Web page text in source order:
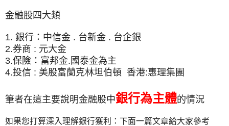
金融股四大類
1. 銀行：中信金 . 台新金 . 台企銀
2.券商 : 元大金
3.保險：富邦金.國泰金為主
4.投信 : 美股富蘭克林坦伯頓 香港:惠理集團
筆者在這主要說明金融股中銀行為主體的情況
如果您打算深入理解銀行獲利：下面一篇文章給大家參考